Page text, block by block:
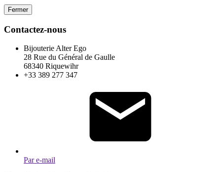
Fermer
Contactez-nous
Bijouterie Alter Ego
28 Rue du Général de Gaulle
68340 Riquewihr
+33 389 277 347
Par e-mail